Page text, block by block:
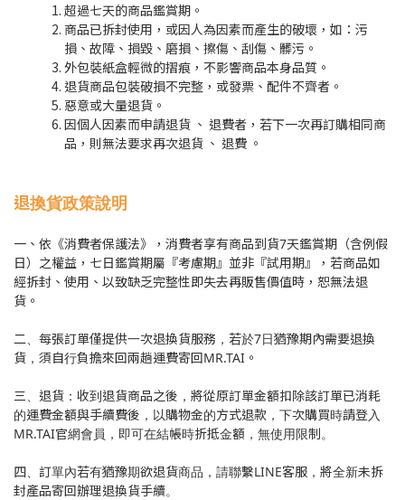
超過七天的商品鑑賞期。
商品已拆封使用，或因人為因素而產生的破壞，如：污
損、故障、損毀、磨損、擦傷、刮傷、髒污。
外包裝紙盒輕微的摺痕，不影響商品本身品質。
退貨商品包裝破損不完整，或發票、配件不齊者。
惡意或大量退貨。
因個人因素而申請退貨 、 退費者，若下一次再訂購相同商
品，則無法要求再次退貨 、 退費 。
退換貨政策說明
一、依《消費者保護法》，消費者享有商品到貨7天鑑賞期（含例假
日）之權益，七日鑑賞期屬『考慮期』並非『試用期』，若商品如
經拆封、使用、以致缺乏完整性即失去再販售價值時，恕無法退
貨。
二、每張訂單僅提供一次退換貨服務，若於7日猶豫期內需要退換
貨，須自行負擔來回兩趟運費寄回MR.TAI。
三、退貨：收到退貨商品之後，將從原訂單金額扣除該訂單已消耗
的運費金額與手續費後，以購物金的方式退款，下次購買時請登入
MR.TAI官網會員，即可在結帳時折抵金額，無使用限制。
四、訂單內若有猶豫期欲退貨商品，請聯繫LINE客服，將全新未拆
封產品寄回辦理退換貨手續。